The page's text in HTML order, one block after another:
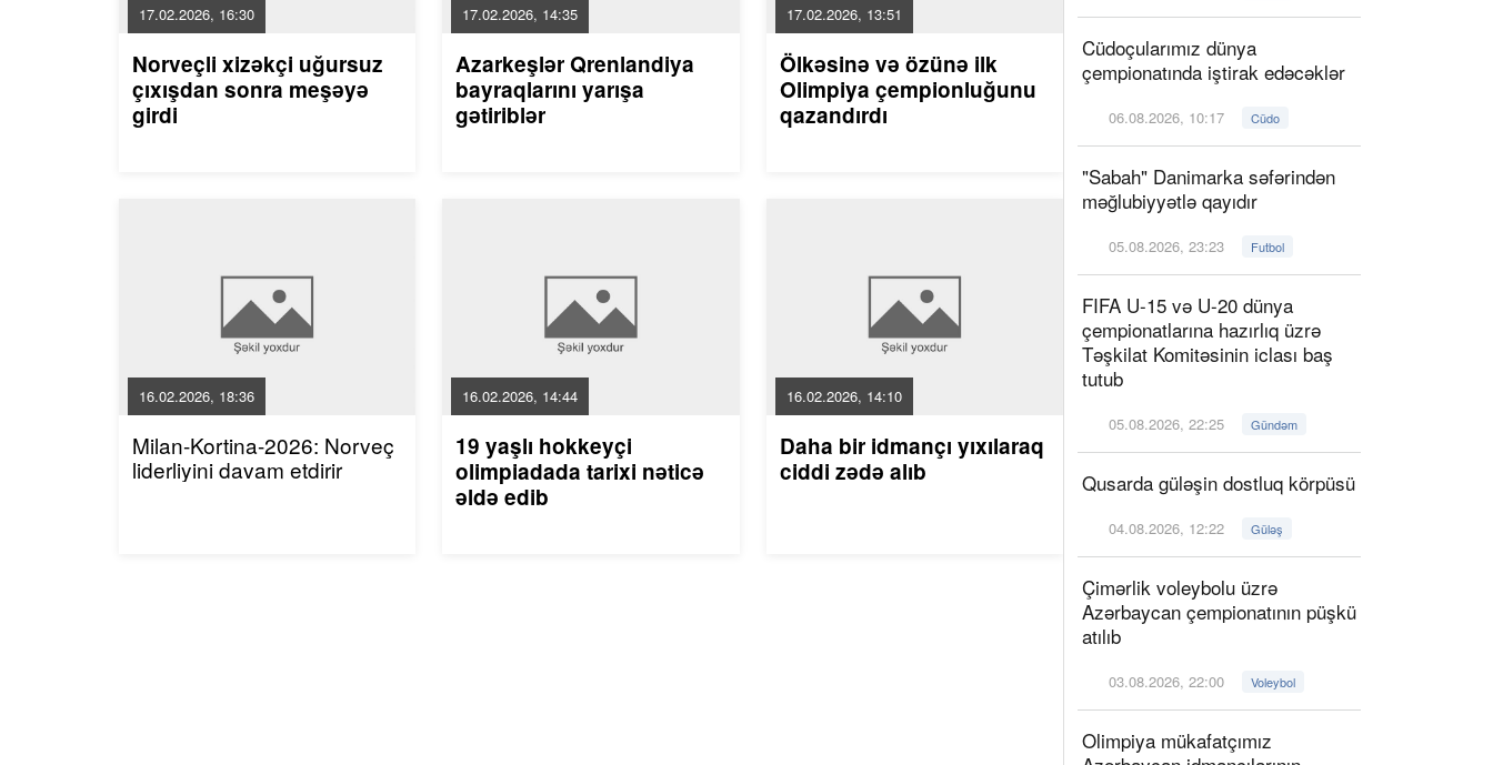
17.02.2026, 16:30
Norveçli xizəkçi uğursuz
çıxışdan sonra meşəyə
girdi
17.02.2026, 14:35
Azarkeşlər Qrenlandiya
bayraqlarını yarışa
gətiriblər
17.02.2026, 13:51
Ölkəsinə və özünə ilk
Olimpiya çempionluğunu
qazandırdı
16.02.2026, 18:36
Milan-Kortina-2026: Norveç
liderliyini davam etdirir
16.02.2026, 14:44
19 yaşlı hokkeyçi
olimpiadada tarixi nəticə
əldə edib
16.02.2026, 14:10
Daha bir idmançı yıxılaraq
ciddi zədə alıb
Cüdoçularımız dünya
çempionatında iştirak edəcəklər
06.08.2026, 10:17 Cüdo
"Sabah" Danimarka səfərindən
məğlubiyyətlə qayıdır
05.08.2026, 23:23 Futbol
FIFA U-15 və U-20 dünya
çempionatlarına hazırlıq üzrə
Təşkilat Komitəsinin iclası baş
tutub
05.08.2026, 22:25 Gündəm
Qusarda güləşin dostluq körpüsü
04.08.2026, 12:22 Güləş
Çimərlik voleybolu üzrə
Azərbaycan çempionatının püşkü
atılıb
03.08.2026, 22:00 Voleybol
Olimpiya mükafatçımız